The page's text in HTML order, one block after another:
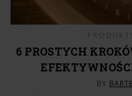
6 PROSTYCH
BY